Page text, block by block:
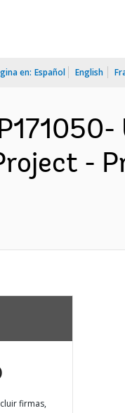
en: Español English
-
firmas,